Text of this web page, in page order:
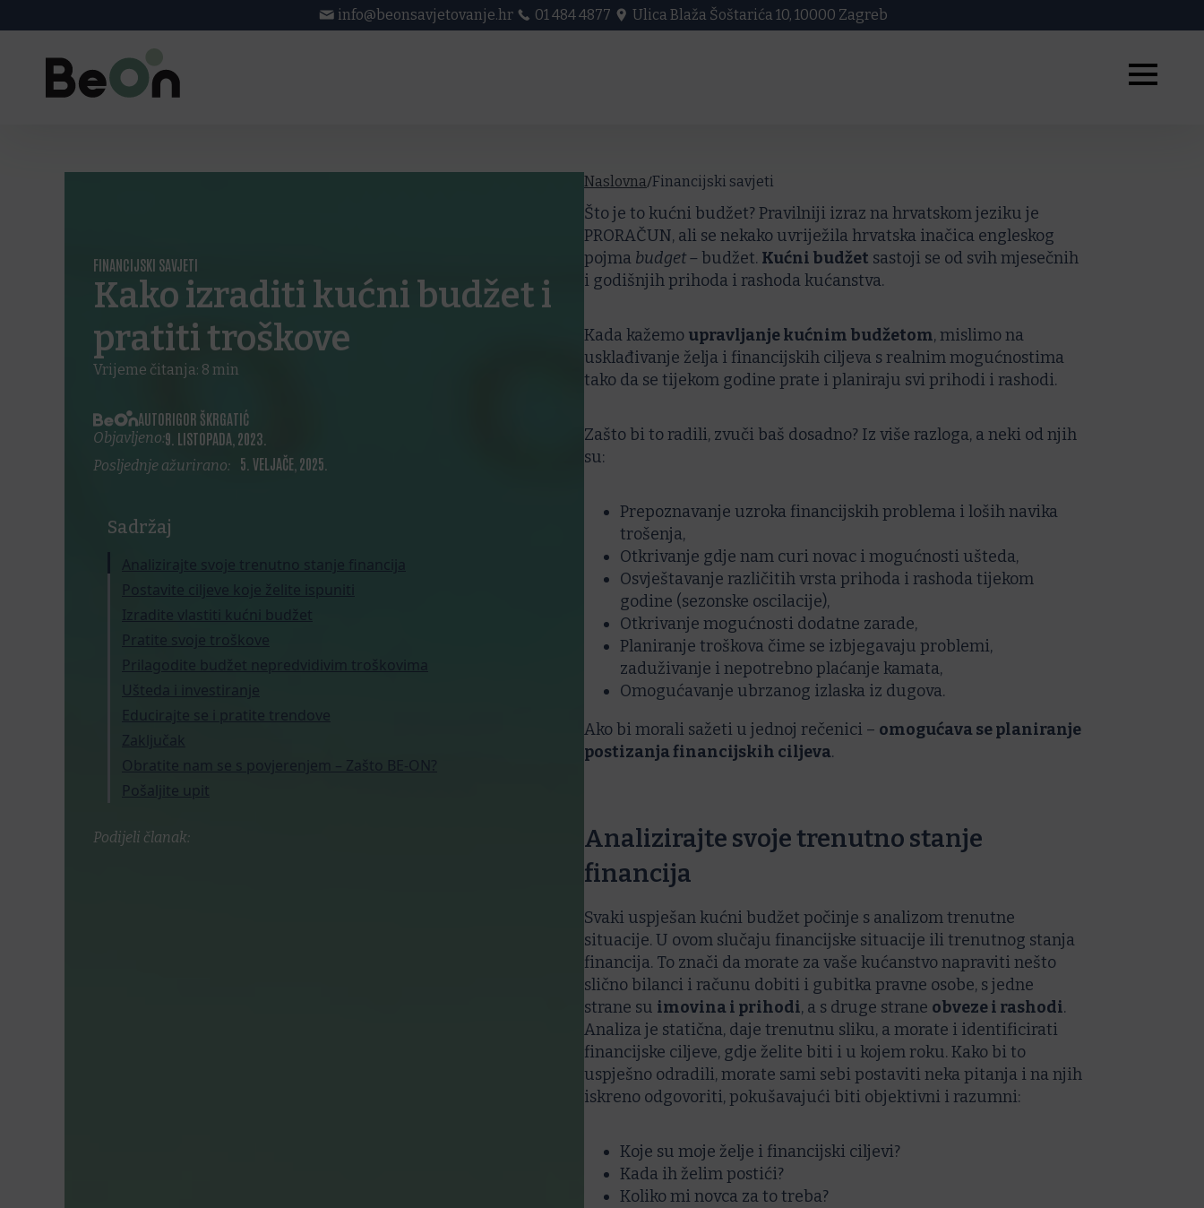
info@beonsavjetovanje.hr 01 484 4877 Ulica Blaža Šoštarića 10, 10000 Zagreb
FINANCIJSKI SAVJETI
Kako izraditi kućni budžet i
pratiti troškove
Vrijeme čitanja: 8 min
AUTORIGOR ŠKRGATIĆ
Objavljeno:9. LISTOPADA, 2023.
Posljednje ažurirano: 5. VELJAČE, 2025.
Sadržaj
Analizirajte svoje trenutno stanje financija
Postavite ciljeve koje želite ispuniti
Izradite vlastiti kućni budžet
Pratite svoje troškove
Prilagodite budžet nepredvidivim troškovima
Ušteda i investiranje
Educirajte se i pratite trendove
Zaključak
Obratite nam se s povjerenjem – Zašto BE-ON?
Pošaljite upit
Podijeli članak:
Naslovna/Financijski savjeti
Što je to kućni budžet? Pravilniji izraz na hrvatskom jeziku je
PRORAČUN, ali se nekako uvriježila hrvatska inačica engleskog
pojma budget – budžet. Kućni budžet sastoji se od svih mjesečnih
i godišnjih prihoda i rashoda kućanstva.
Kada kažemo upravljanje kućnim budžetom, mislimo na
usklađivanje želja i financijskih ciljeva s realnim mogućnostima
tako da se tijekom godine prate i planiraju svi prihodi i rashodi.
Zašto bi to radili, zvuči baš dosadno? Iz više razloga, a neki od njih
su:
Prepoznavanje uzroka financijskih problema i loših navika
trošenja,
Otkrivanje gdje nam curi novac i mogućnosti ušteda,
Osvještavanje različitih vrsta prihoda i rashoda tijekom
godine (sezonske oscilacije),
Otkrivanje mogućnosti dodatne zarade,
Planiranje troškova čime se izbjegavaju problemi,
zaduživanje i nepotrebno plaćanje kamata,
Omogućavanje ubrzanog izlaska iz dugova.
Ako bi morali sažeti u jednoj rečenici – omogućava se planiranje
postizanja financijskih ciljeva.
Analizirajte svoje trenutno stanje
financija
Svaki uspješan kućni budžet počinje s analizom trenutne
situacije. U ovom slučaju financijske situacije ili trenutnog stanja
financija. To znači da morate za vaše kućanstvo napraviti nešto
slično bilanci i računu dobiti i gubitka pravne osobe, s jedne
strane su imovina i prihodi, a s druge strane obveze i rashodi.
Analiza je statična, daje trenutnu sliku, a morate i identificirati
financijske ciljeve, gdje želite biti i u kojem roku. Kako bi to
uspješno odradili, morate sami sebi postaviti neka pitanja i na njih
iskreno odgovoriti, pokušavajući biti objektivni i razumni:
Koje su moje želje i financijski ciljevi?
Kada ih želim postići?
Koliko mi novca za to treba?